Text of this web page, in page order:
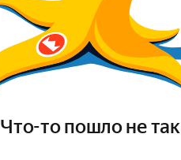
Что-то пошло не так